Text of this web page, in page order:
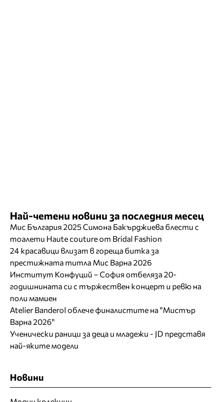
Най-четени новини за последния месец
Мис България 2025 Симона Бакърджиева блести с
тоалети Haute couture от Bridal Fashion
24 красавици влизат в гореща битка за
престижната титла Мис Варна 2026
Институт Конфуций – София отбеляза 20-
годишнината си с тържествен концерт и ревю на
поли мамиен
Atelier Banderol облече финалистите на "Мистър
Варна 2026"
Ученически раници за деца и младежи - JD представя
най-яките модели
Новини